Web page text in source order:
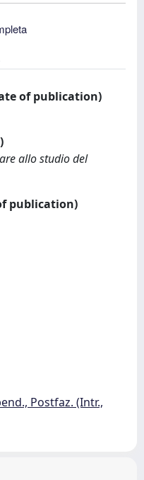
of publication)
allo studio del
publication)
Postfaz. (Intr.,